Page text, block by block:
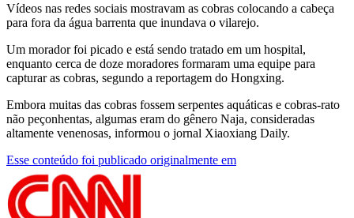
Vídeos nas redes sociais mostravam as cobras colocando a cabeça
para fora da água barrenta que inundava o vilarejo.
Um morador foi picado e está sendo tratado em um hospital,
enquanto cerca de doze moradores formaram uma equipe para
capturar as cobras, segundo a reportagem do Hongxing.
Embora muitas das cobras fossem serpentes aquáticas e cobras-rato
não peçonhentas, algumas eram do gênero Naja, consideradas
altamente venenosas, informou o jornal Xiaoxiang Daily.
Esse conteúdo foi publicado originalmente em